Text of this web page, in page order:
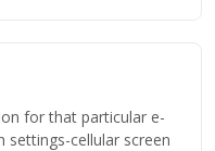
for that particular e-
settings-cellular screen